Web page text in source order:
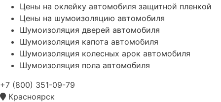
Цены на оклейку автомобиля защитной пленкой
Цены на шумоизоляцию автомобиля
Шумоизоляция дверей автомобиля
Шумоизоляция капота автомобиля
Шумоизоляция колесных арок автомобиля
Шумоизоляция пола автомобиля
+7 (800) 351-09-79
Красноярск